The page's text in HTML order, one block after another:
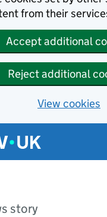
from their
Accept additional
Reject additional
View cookies
menu
story